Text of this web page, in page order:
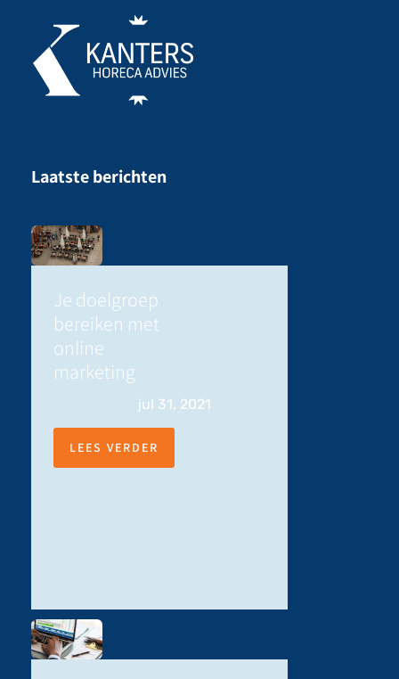
Laatste berichten
Je doelgroep
bereiken met
online
marketing
jul 31, 2021
LEES VERDER